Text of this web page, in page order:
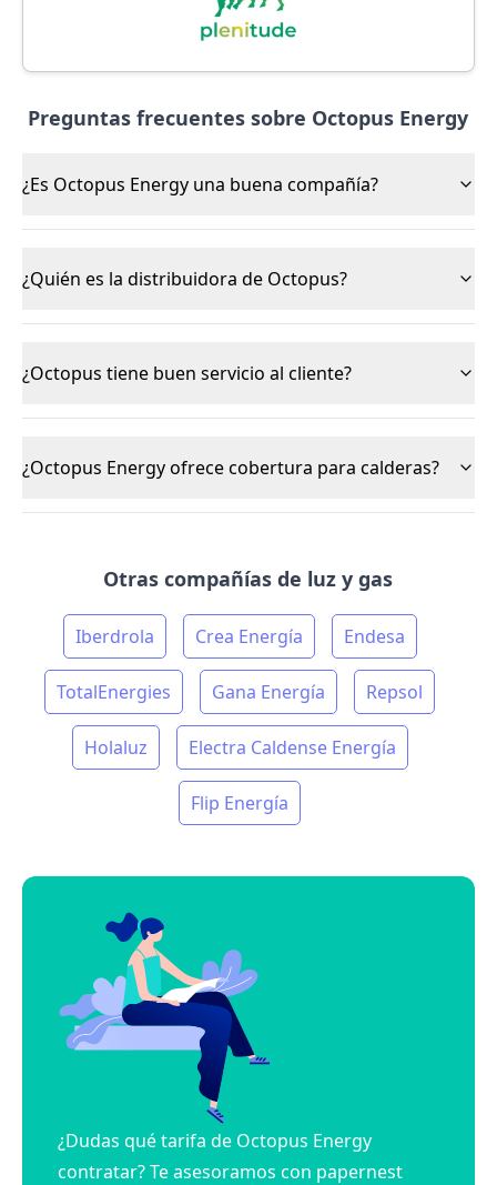
Preguntas frecuentes sobre Octopus Energy
¿Es Octopus Energy una buena compañía?
¿Quién es la distribuidora de Octopus?
¿Octopus tiene buen servicio al cliente?
¿Octopus Energy ofrece cobertura para calderas?
Otras compañías de luz y gas
Iberdrola Crea Energía Endesa
TotalEnergies Gana Energía Repsol
Holaluz Electra Caldense Energía
Flip Energía
¿Dudas qué tarifa de Octopus Energy
contratar? Te asesoramos con papernest